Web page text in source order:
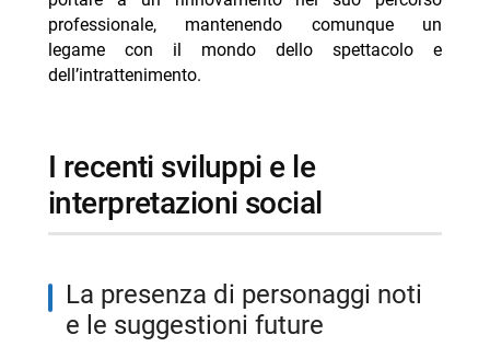
professionale, mantenendo comunque un
legame con il mondo dello spettacolo e
dell’intrattenimento.
i recenti sviluppi e le
interpretazioni social
la presenza di personaggi noti
e le suggestioni future